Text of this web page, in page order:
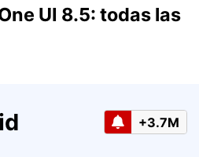
UI 8.5: todas las
+3.7M